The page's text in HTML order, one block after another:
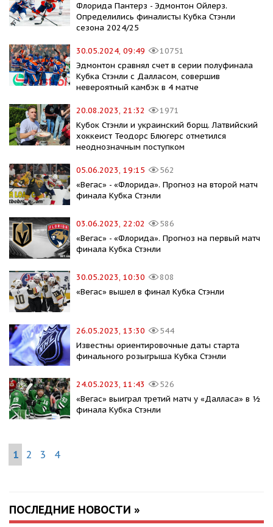
Флорида Пантерз - Эдмонтон Ойлерз.
Определились финалисты Кубка Стэнли
сезона 2024/25
30.05.2024, 09:49
10751
Эдмонтон сравнял счет в серии полуфинала
Кубка Стэнли с Далласом, совершив
невероятный камбэк в 4 матче
20.08.2023, 21:32
1971
Кубок Стэнли и украинский борщ. Латвийский
хоккеист Теодорс Блюгерс отметился
неоднозначным поступком
05.06.2023, 19:15
562
«Вегас» - «Флорида». Прогноз на второй матч
финала Кубка Стэнли
03.06.2023, 22:02
586
«Вегас» - «Флорида». Прогноз на первый матч
финала Кубка Стэнли
30.05.2023, 10:30
808
«Вегас» вышел в финал Кубка Стэнли
26.05.2023, 13:30
544
Известны ориентировочные даты старта
финального розыгрыша Кубка Стэнли
24.05.2023, 11:43
526
«Вегас» выиграл третий матч у «Далласа» в ½
финала Кубка Стэнли
1 2 3 4
ПОСЛЕДНИЕ НОВОСТИ »